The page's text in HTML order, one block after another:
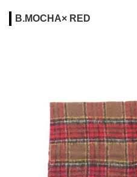
B.MOCHA× RED